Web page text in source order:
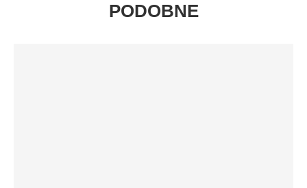
PODOBNE